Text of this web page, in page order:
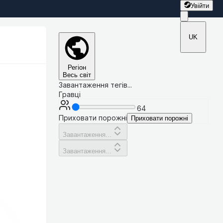
Увійти
UK
Регіон
Весь світ
Завантаження тегів...
Гравці
64
Приховати порожні
Приховати порожні
Завантаження...
Завантаження...